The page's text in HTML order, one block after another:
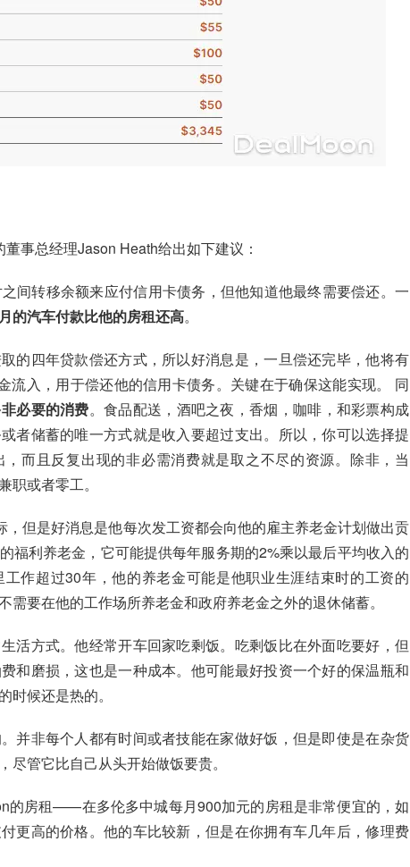
事总经理Jason Heath给出如下建议：
间转移余额来应付信用卡债务，但他知道他最终需要偿还。一
的汽车付款比他的房租还高。
的四年贷款偿还方式，所以好消息是，一旦偿还完毕，他将有
流入，用于偿还他的信用卡债务。关键在于确保这能实现。 同
必要的消费。食品配送，酒吧之夜，香烟，咖啡，和彩票构成
者储蓄的唯一方式就是收入要超过支出。所以，你可以选择提
而且反复出现的非必需消费就是取之不尽的资源。除非，当
职或者零工。
，但是好消息是他每次发工资都会向他的雇主养老金计划做出贡
福利养老金，它可能提供每年服务期的2%乘以最后平均收入的
作超过30年，他的养老金可能是他职业生涯结束时的工资的
需要在他的工作场所养老金和政府养老金之外的退休储蓄。
活方式。他经常开车回家吃剩饭。吃剩饭比在外面吃要好，但
和磨损，这也是一种成本。他可能最好投资一个好的保温瓶和
时候还是热的。
并非每个人都有时间或者技能在家做好饭，但是即使是在杂货
尽管它比自己从头开始做饭要贵。
的房租——在多伦多中城每月900加元的房租是非常便宜的，如
更高的价格。他的车比较新，但是在你拥有车几年后，修理费